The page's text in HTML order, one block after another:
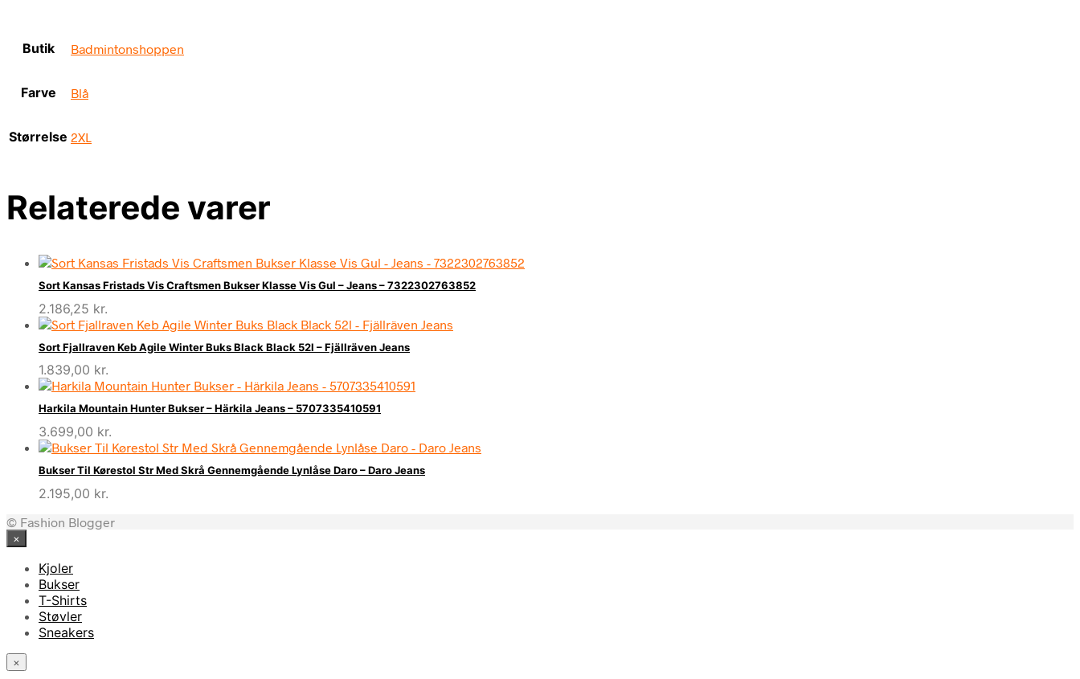
Butik Badmintonshoppen
Farve Blå
Størrelse 2XL
Relaterede varer
Sort Kansas Fristads Vis Craftsmen Bukser Klasse Vis Gul – Jeans – 7322302763852
2.186,25 kr.
Sort Fjallraven Keb Agile Winter Buks Black Black 52l – Fjällräven Jeans
1.839,00 kr.
Harkila Mountain Hunter Bukser – Härkila Jeans – 5707335410591
3.699,00 kr.
Bukser Til Kørestol Str Med Skrå Gennemgående Lynlåse Daro – Daro Jeans
2.195,00 kr.
© Fashion Blogger
×
Kjoler
Bukser
T-Shirts
Støvler
Sneakers
×